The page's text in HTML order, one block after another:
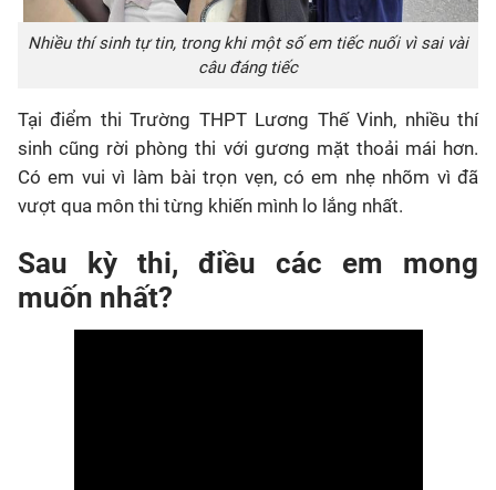
Nhiều thí sinh tự tin, trong khi một số em tiếc nuối vì sai vài
câu đáng tiếc
Tại điểm thi Trường THPT Lương Thế Vinh, nhiều thí
sinh cũng rời phòng thi với gương mặt thoải mái hơn.
Có em vui vì làm bài trọn vẹn, có em nhẹ nhõm vì đã
vượt qua môn thi từng khiến mình lo lắng nhất.
Sau kỳ thi, điều các em mong
muốn nhất?